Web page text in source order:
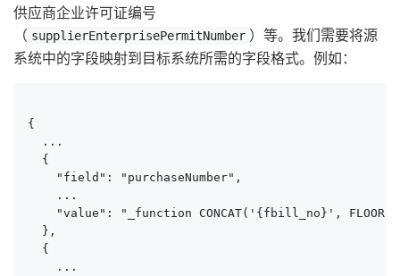
供应商企业许可证编号
（ supplierEnterprisePermitNumber ）等。我们需要将源
系统中的字段映射到目标系统所需的字段格式。例如：
{
  ...
  {
    "field": "purchaseNumber",
    ...
"value": "_function CONCAT('{fbill_no}',
  },
  {
    ...